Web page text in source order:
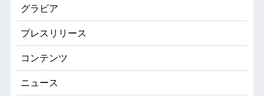
グラビア
プレスリリース
コンテンツ
ニュース